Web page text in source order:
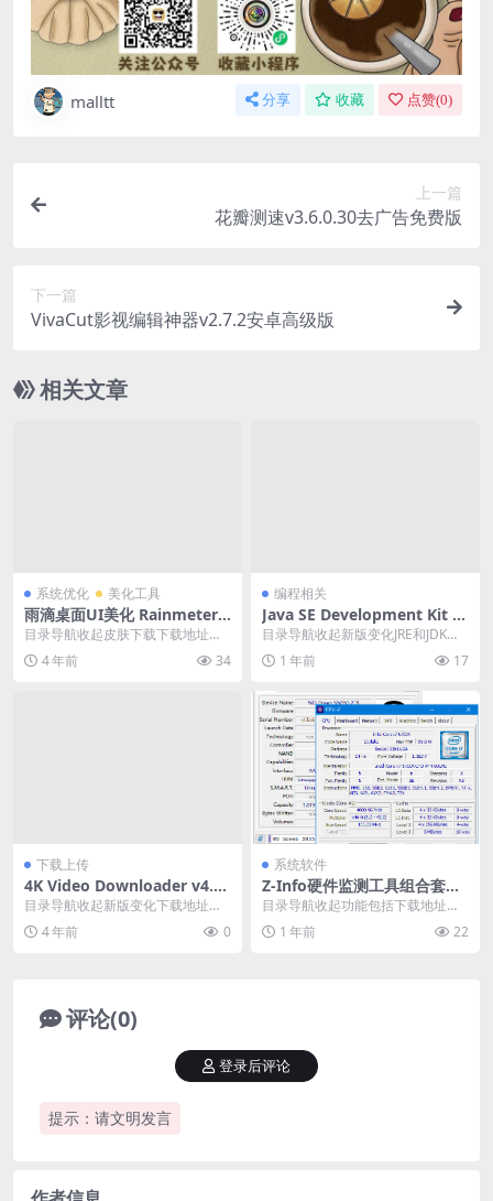
malltt 分享 收藏 点赞(0)
上一篇
花瓣测速v3.6.0.30去广告免费版
下一篇
VivaCut影视编辑神器v2.7.2安卓高级版
相关文章
系统优化 美化工具
雨滴桌面UI美化 Rainmeter v
4.5.16 官方安装版
目录导航收起皮肤下载下载地址目
录导航收起皮肤下载下载地址雨滴
桌面，是一款强大的W...
4 年前 34
编程相关
Java SE Development Kit 8
(JDK) v8.0.461
目录导航收起新版变化JRE和JDK的
区别？JAVA环境变量配置：下载地
址目录导航...
1 年前 17
下载上传
4K Video Downloader v4.2
0.2_Build_4840
目录导航收起新版变化下载地址目
录导航收起新版变化下载地址4K Vi
deo Dow...
4 年前 0
系统软件
Z-Info硬件监测工具组合套装
v1.0.45.49 便携版
目录导航收起功能包括下载地址目
录导航收起功能包括下载地址Z-Inf
o是一款全面的...
1 年前 22
评论(0)
提示：请文明发言
登录后评论